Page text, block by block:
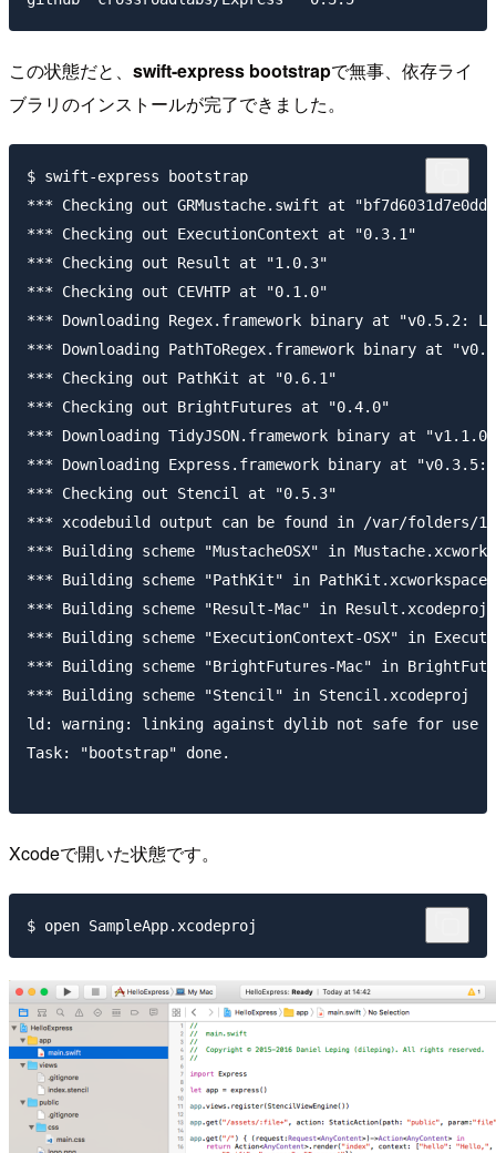
この状態だと、 swift-express bootstrapで無事、依存ライ
ブラリのインストールが完了できました。
$ swift-express bootstrap
*** Checking out GRMustache.swift at
*** Checking out ExecutionContext at "0.3.1"
*** Checking out Result at "1.0.3"
*** Checking out CEVHTP at "0.1.0"
*** Downloading Regex.framework binary at "v0.5.2:
*** Downloading PathToRegex.framework binary at
*** Checking out PathKit at "0.6.1"
*** Checking out BrightFutures at "0.4.0"
*** Downloading TidyJSON.framework binary at
*** Downloading Express.framework binary at "v0.3.5:
*** Checking out Stencil at "0.5.3"
*** xcodebuild output can be found in /var/folders/1h/
*** Building scheme "MustacheOSX" in
*** Building scheme "PathKit" in PathKit.xcworkspace
*** Building scheme "Result-Mac" in Result.xcodeproj
*** Building scheme "ExecutionContext-OSX" in
*** Building scheme "BrightFutures-Mac" in
*** Building scheme "Stencil" in Stencil.xcodeproj
ld: warning: linking against dylib not safe for use in
Task: "bootstrap" done.
Xcodeで開いた状態です。